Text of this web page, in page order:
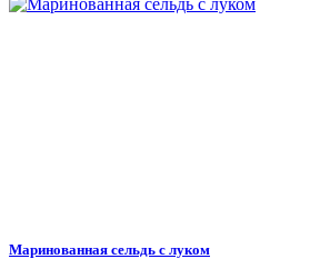
Маринованная сельдь с луком